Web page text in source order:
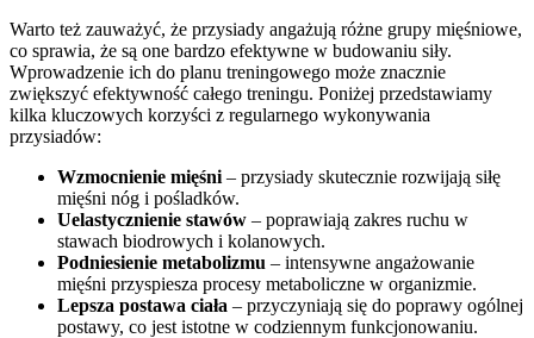
Warto też zauważyć, że przysiady angażują różne grupy mięśniowe,
co sprawia, że są one bardzo efektywne w budowaniu siły.
Wprowadzenie ich do planu treningowego może znacznie
zwiększyć efektywność całego treningu. Poniżej przedstawiamy
kilka kluczowych korzyści z regularnego wykonywania
przysiadów:
Wzmocnienie mięśni – przysiady skutecznie rozwijają siłę
mięśni nóg i pośladków.
Uelastycznienie stawów – poprawiają zakres ruchu w
stawach biodrowych i kolanowych.
Podniesienie metabolizmu – intensywne angażowanie
mięśni przyspiesza procesy metaboliczne w organizmie.
Lepsza postawa ciała – przyczyniają się do poprawy ogólnej
postawy, co jest istotne w codziennym funkcjonowaniu.